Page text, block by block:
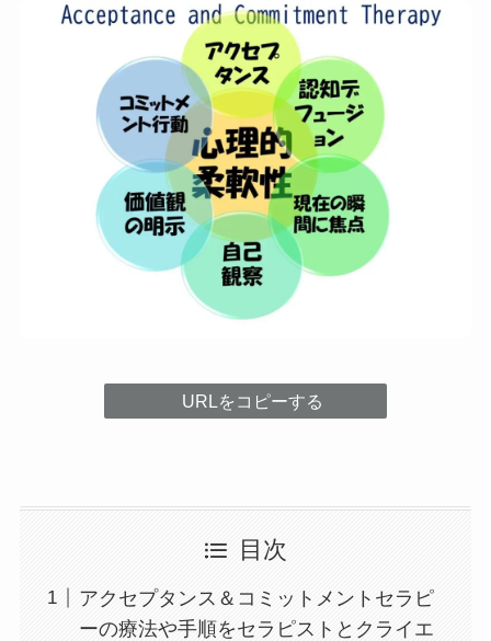
URLをコピーする
目次
アクセプタンス＆コミットメントセラピ
ーの療法や手順をセラピストとクライエ